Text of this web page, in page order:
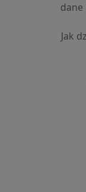
dane
Jak